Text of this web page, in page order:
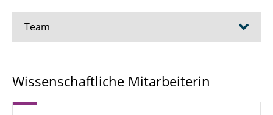
Team
Wissenschaftliche Mitarbeiterin